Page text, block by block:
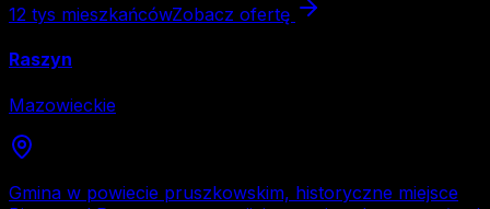
12 tys mieszkańcówZobacz ofertę
Raszyn
Mazowieckie
Gmina w powiecie pruszkowskim, historyczne miejsce